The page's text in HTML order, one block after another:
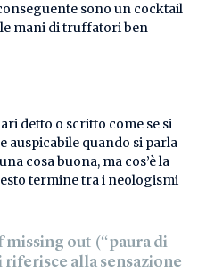
sono un cocktail
mani di truffatori ben
detto o scritto come se si
auspicabile quando si parla
cosa buona, ma cos’è la
termine tra i neologismi
missing out (“paura di
riferisce alla sensazione